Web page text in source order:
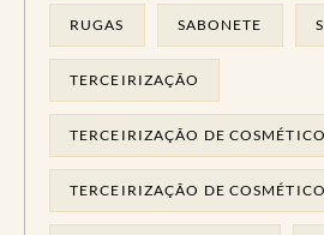
RUGAS SABONETE
TERCEIRIZAÇÃO
TERCEIRIZAÇÃO DE
TERCEIRIZAÇÃO DE